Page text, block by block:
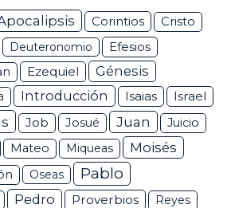
Corintios Cristo
Deuteronomio Efesios
Ezequiel
Génesis
Introducción Isaias Israel
Job Josué Juan
Juicio
Mateo Miqueas Moisés
Oseas Pablo
Pedro Proverbios Reyes